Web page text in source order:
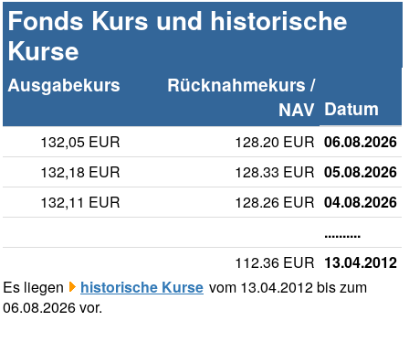
Fonds Kurs und historische
Kurse
Ausgabekurs
Rücknahmekurs /
NAV Datum
132,05 EUR 128.20 EUR 06.08.2026
132,18 EUR
128.33 EUR 05.08.2026
132,11 EUR
128.26 EUR 04.08.2026
..........
112.36 EUR 13.04.2012
Es liegen
historische Kurse vom 13.04.2012 bis zum
06.08.2026 vor.